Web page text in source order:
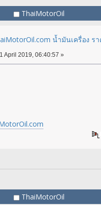
ThaiMotorOil
น้ำมันเครื่อง ร
April 2019, 06:40:57 »
ThaiMotorOil